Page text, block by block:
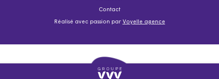
Contact
Réalisé avec passion par Voyelle agence